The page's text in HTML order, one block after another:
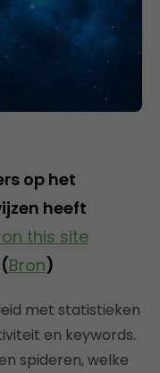
op het
heeft
this site
Bron)
met statistieken
en keywords.
spideren, welke